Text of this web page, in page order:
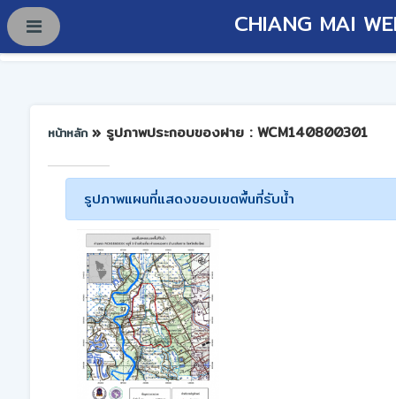
CHIANG MAI
หน้าหลัก » รูปภาพประกอบของฝาย : WCM140800301
รูปภาพแผนที่แสดงขอบเขตพื้นที่รับน้ำ